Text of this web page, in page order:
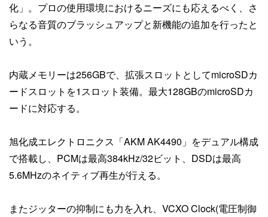
化」。プロの使用環境におけるニーズにも応えるべく、さ
らなる音質のブラッシュアップと新機能の追加を行ったと
いう。
内蔵メモリーは256GBで、拡張スロットとしてmicroSDカ
ードスロットを1スロット装備。最大128GBのmicroSDカ
ードに対応する。
旭化成エレクトロニクス「AKM AK4490」をデュアル構成
で搭載し、PCMは最高384kHz/32ビット、DSDは最高
5.6MHzのネイティブ再生が行える。
またジッターの抑制にも力を入れ、VCXO Clock(電圧制御